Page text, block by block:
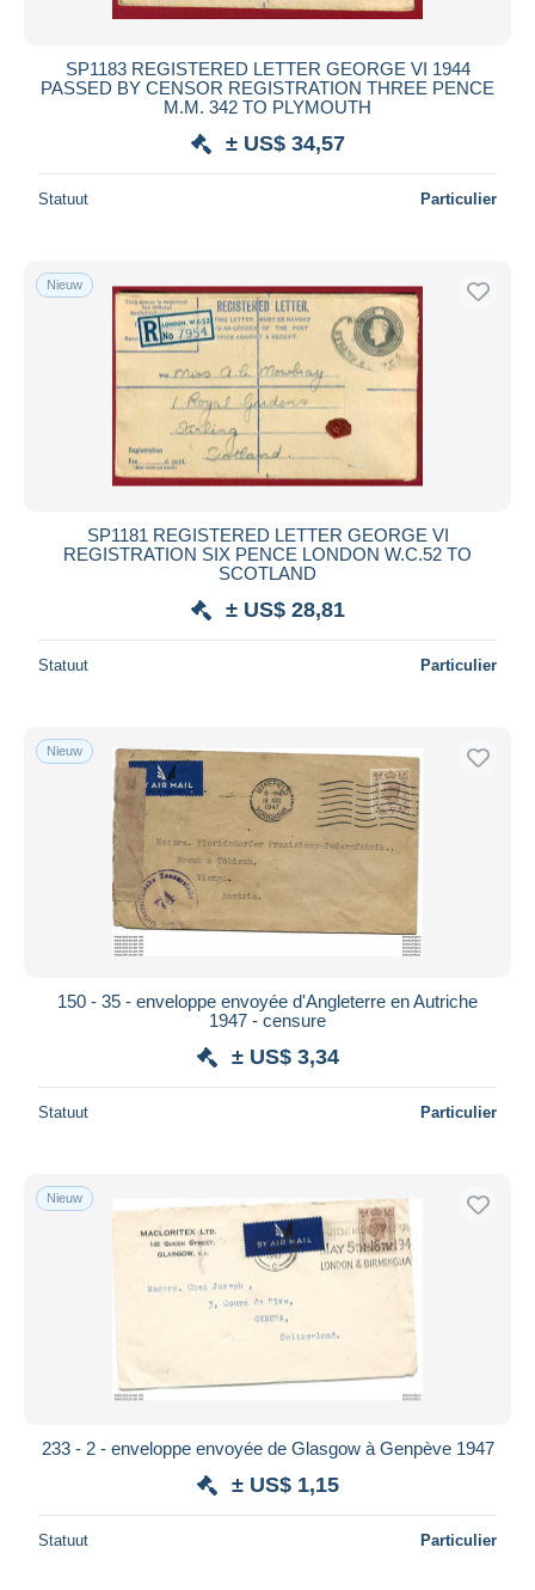
SP1183 REGISTERED LETTER GEORGE VI 1944
PASSED BY CENSOR REGISTRATION THREE PENCE
M.M. 342 TO PLYMOUTH
± US$ 34,57
Statuut Particulier
Nieuw
SP1181 REGISTERED LETTER GEORGE VI
REGISTRATION SIX PENCE LONDON W.C.52 TO
SCOTLAND
± US$ 28,81
Statuut Particulier
Nieuw
150 - 35 - enveloppe envoyée d'Angleterre en Autriche
1947 - censure
± US$ 3,34
Statuut Particulier
Nieuw
233 - 2 - enveloppe envoyée de Glasgow à Genpève 1947
± US$ 1,15
Statuut Particulier